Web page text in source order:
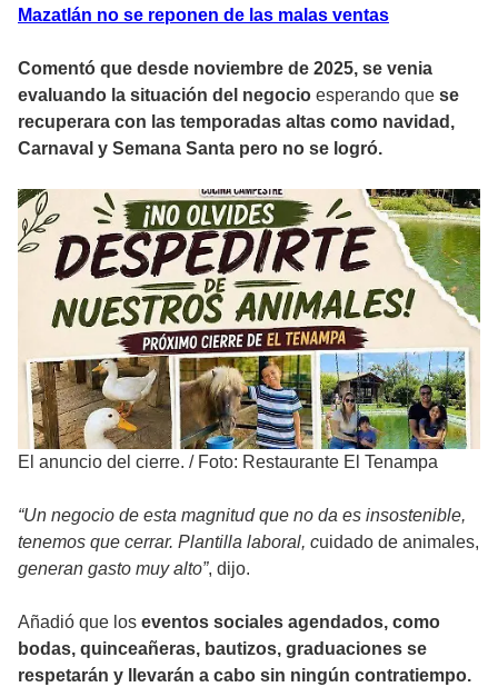
Mazatlán no se reponen de las malas ventas
Comentó que desde noviembre de 2025, se venia
evaluando la situación del negocio esperando que se
recuperara con las temporadas altas como navidad,
Carnaval y Semana Santa pero no se logró.
El anuncio del cierre. / Foto: Restaurante El Tenampa
“Un negocio de esta magnitud que no da es insostenible,
tenemos que cerrar. Plantilla laboral, cuidado de animales,
generan gasto muy alto”, dijo.
Añadió que los eventos sociales agendados, como
bodas, quinceañeras, bautizos, graduaciones se
respetarán y llevarán a cabo sin ningún contratiempo.